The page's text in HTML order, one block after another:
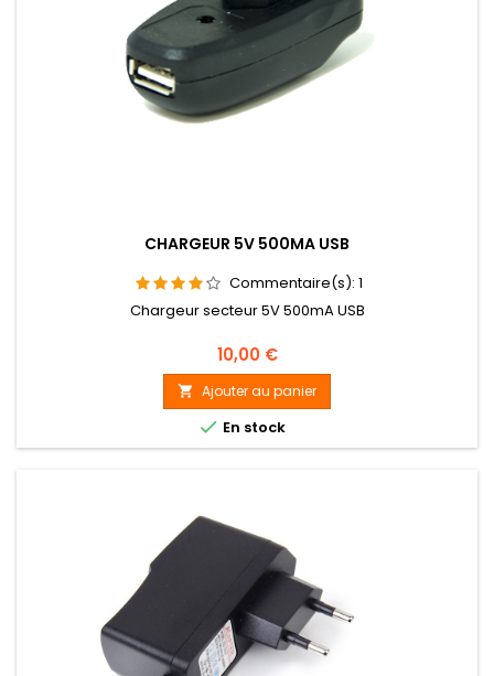
CHARGEUR 5V 500MA USB
Commentaire(s): 1
Chargeur secteur 5V 500mA USB
Prix
10,00 €
 Ajouter au panier
 En stock